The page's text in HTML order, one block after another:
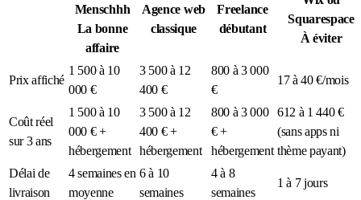
Menschhh
La bonne
affaire
Agence web
classique
Freelance
débutant
Squarespace
À éviter
Prix affiché
1 500 à 10
000 €
3 500 à 12
400 €
800 à 3 000
€
17 à 40 €/mois
Coût réel
sur 3 ans
1 500 à 10
000 € +
hébergement
3 500 à 12
400 € +
hébergement
800 à 3 000
€ +
hébergement
612 à 1 440 €
(sans apps ni
thème payant)
Délai de
livraison
4 semaines en
moyenne
6 à 10
semaines
4 à 8
semaines
1 à 7 jours